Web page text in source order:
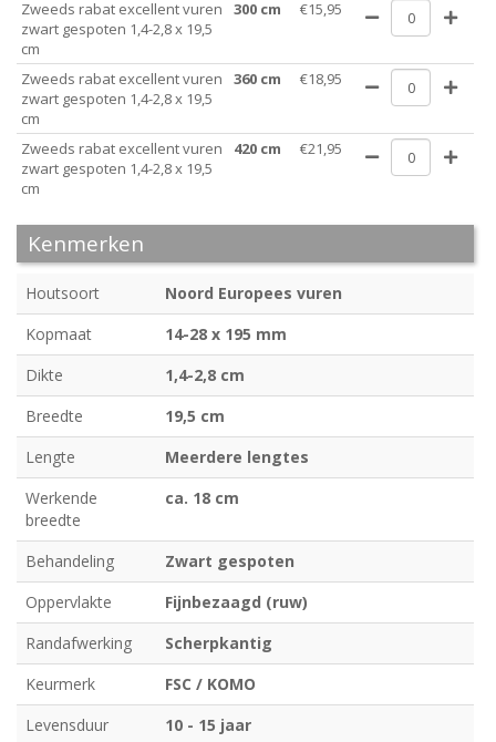
Zweeds rabat excellent vuren
zwart gespoten 1,4-2,8 x 19,5
cm
300 cm €15,95
Zweeds rabat excellent vuren
zwart gespoten 1,4-2,8 x 19,5
cm
360 cm €18,95
Zweeds rabat excellent vuren
zwart gespoten 1,4-2,8 x 19,5
cm
420 cm €21,95
Kenmerken
Houtsoort
Noord Europees vuren
Kopmaat
14-28 x 195 mm
Dikte
1,4-2,8 cm
Breedte
19,5 cm
Lengte
Meerdere lengtes
Werkende
breedte
ca. 18 cm
Behandeling
Zwart gespoten
Oppervlakte
Fijnbezaagd (ruw)
Randafwerking
Scherpkantig
Keurmerk
FSC / KOMO
Levensduur
10 - 15 jaar